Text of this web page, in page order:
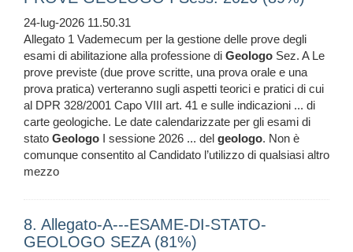
24-lug-2026 11.50.31
Allegato 1 Vademecum per la gestione delle prove degli
esami di abilitazione alla professione di Geologo Sez. A Le
prove previste (due prove scritte, una prova orale e una
prova pratica) verteranno sugli aspetti teorici e pratici di cui
al DPR 328/2001 Capo VIII art. 41 e sulle indicazioni ... di
carte geologiche. Le date calendarizzate per gli esami di
stato Geologo I sessione 2026 ... del geologo. Non è
comunque consentito al Candidato l’utilizzo di qualsiasi altro
mezzo
8. Allegato-A---ESAME-DI-STATO-
GEOLOGO SEZA (81%)